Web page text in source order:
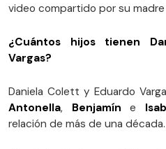
video compartido por su madre
¿Cuántos hijos tienen
Vargas?
Daniela Colett y Eduardo
Antonella, Benjamín e
relación de más de una década.